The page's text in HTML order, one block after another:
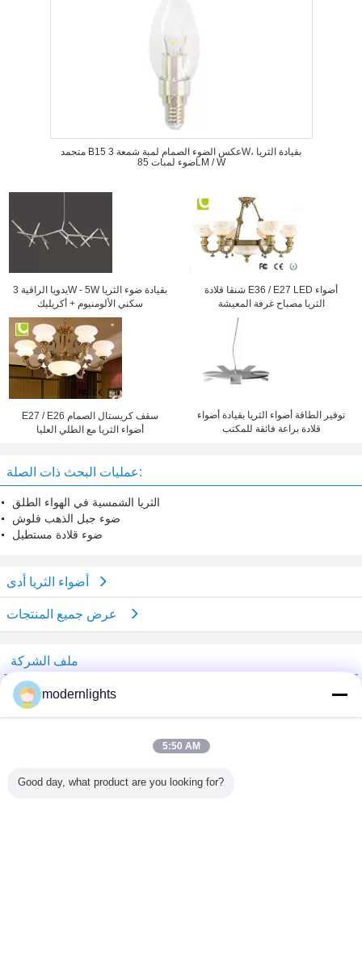
متجمد B15 عكس الضوء الصمام لمبة شمعة 3W، بقيادة الثريا
ضوء لمبات 85LM / W
يدويا الراقية 3W - 5W بقيادة ضوء الثريا
سكني الألومنيوم + أكريليك
شنقا قلادة E36 / E27 LED أضواء
الثريا مصباح غرفة المعيشة
E27 / E26 سقف كريستال الصمام
أضواء الثريا مع الطلي العليا
توفير الطاقة أضواء الثريا بقيادة أضواء
قلادة براعة فائقة للمكتب
عمليات البحث ذات الصلة:
الثريا الشمسية في الهواء الطلق
ضوء جبل الذهب فلوش
ضوء قلادة مستطيل
أضواء الثريا أدى
ملف الشركة
China Lighting Online Marketplace
ﺎﻠﺘﺤﻘﻗ ﺎﻠﻣﻭﺭﺩﻮﻧ
Verified Suplier
modernlights
5:50 AM
Good day, what product are you looking for?